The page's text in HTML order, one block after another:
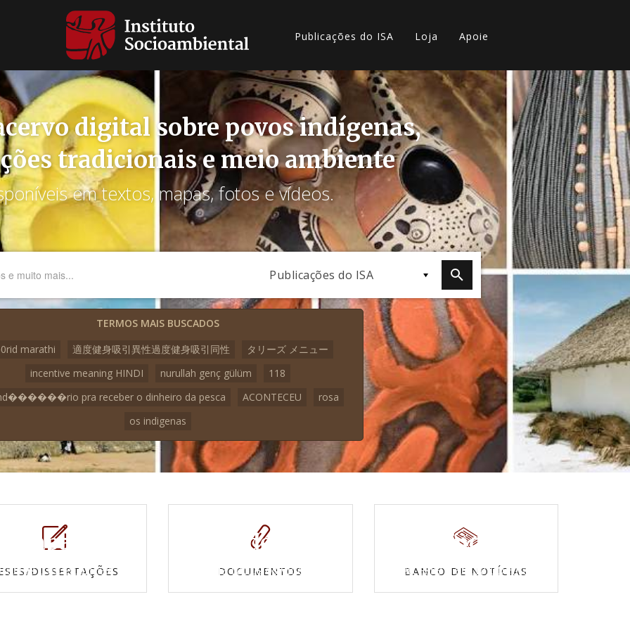
Publicações do ISA Loja Apoie
digital sobre povos indígenas,
tradicionais e meio ambiente
em textos, mapas, fotos e vídeos.
Publicações do ISA
TERMOS MAIS BUSCADOS
marathi
適度健身吸引異性過度健身吸引同性
タリーズ メニュー
incentive meaning HINDI
nurullah genç gülüm
118
pra receber o dinheiro da pesca
ACONTECEU
rosa
os indigenas
DISSERTAÇÕES DOCUMENTOS BANCO DE NOTÍCIAS
Mapas e
topográficas
Vídeos
Veja todos os vídeos
Povos Indígenas
Acesse a enciclopédia